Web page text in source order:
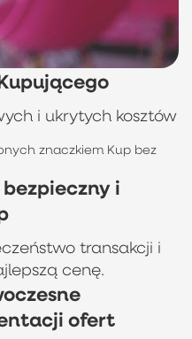
i ukrytych kosztów
znaczkiem Kup bez
i
transakcji i
cenę.
ofert